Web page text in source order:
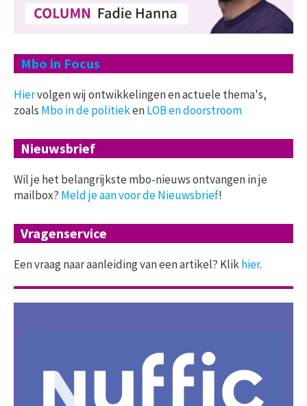
Mbo in Focus
Hiervolgen wij ontwikkelingen en actuele thema's,
zoals Mbo in de politiekenLOB en doorstroom
Nieuwsbrief
Wil je het belangrijkste mbo-nieuws ontvangen in je
mailbox? Meld je aan voor de Nieuwsbrief!
Vragenservice
Een vraag naar aanleiding van een artikel? Klikhier.